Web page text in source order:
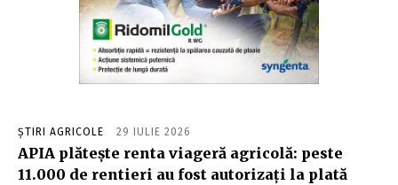
ȘTIRI AGRICOLE 29 IULIE 2026
APIA plătește renta viageră agricolă: peste
11.000 de rentieri au fost autorizați la plată